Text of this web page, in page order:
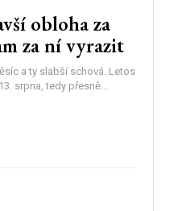
obloha za
za ní vyrazit
a ty slabší schová. Letos
srpna, tedy přesně...